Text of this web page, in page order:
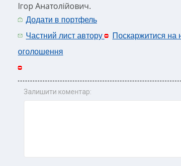
Ігор Анатолійович.
Додати в портфель
Частний лист автору
Поскаржитися на
оголошення
Залишити коментар: